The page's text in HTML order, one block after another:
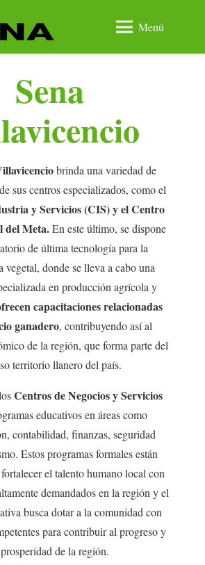
Menú
Sena
brinda una variedad de
sus centros especializados, como el
y Servicios (CIS) y el Centro
del Meta.En este último, se dispone
de última tecnología para la
vegetal, donde se lleva a cabo una
en producción agrícola y
capacitaciones relacionadas
ganadero, contribuyendo así al
de la región, que forma parte del
territorio llanero del país.
Centros de Negocios y Servicios
educativos en áreas como
contabilidad, finanzas, seguridad
Estos programas formales están
el talento humano local con
demandados en la región y el
busca dotar a la comunidad con
para contribuir al progreso y
de la región.